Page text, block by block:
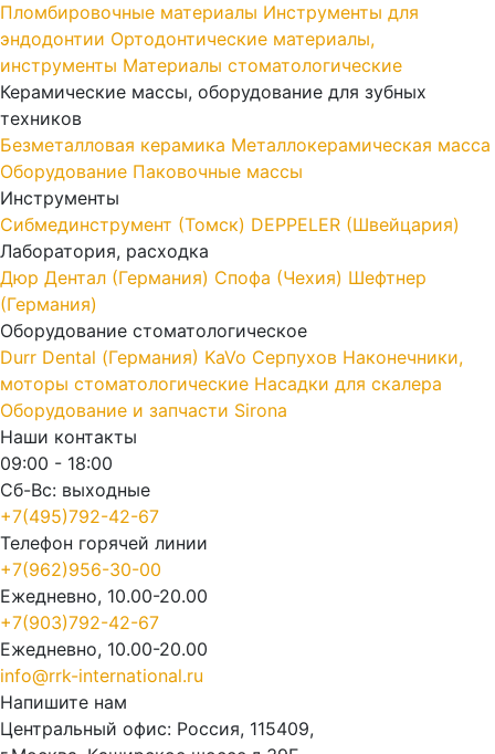
Пломбировочные материалы Инструменты для
эндодонтии Ортодонтические материалы,
инструменты Материалы стоматологические
Керамические массы, оборудование для зубных
техников
Безметалловая керамика Металлокерамическая масса
Оборудование Паковочные массы
Инструменты
Cибмединструмент (Томск) DEPPELER (Швейцария)
Лаборатория, расходка
Дюр Дентал (Германия) Спофа (Чехия) Шефтнер
(Германия)
Оборудование стоматологическое
Durr Dental (Германия) KaVo Серпухов Наконечники,
моторы стоматологические Насадки для скалера
Оборудование и запчасти Sirona
Наши контакты
09:00 - 18:00
Сб-Вс: выходные
+7(495)792-42-67
Телефон горячей линии
+7(962)956-30-00
Ежедневно, 10.00-20.00
+7(903)792-42-67
Ежедневно, 10.00-20.00
info@rrk-international.ru
Напишите нам
Центральный офис: Россия, 115409,